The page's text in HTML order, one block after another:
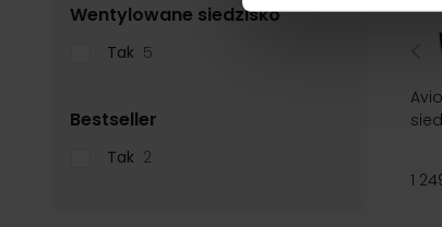
Wentylowane siedziskofilter
Tak 5
Bestseller
Tak 2
1